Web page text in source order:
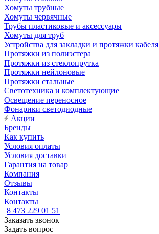
Хомуты трубные
Хомуты червячные
Трубы пластиковые и аксессуары
Хомуты для труб
Устройства для закладки и протяжки кабеля
Протяжки из полиэстера
Протяжки из стеклопрутка
Протяжки нейлоновые
Протяжки стальные
Светотехника и комплектующие
Освещение переносное
Фонарики светодиодные
Акции
Бренды
Как купить
Условия оплаты
Условия доставки
Гарантия на товар
Компания
Отзывы
Контакты
Контакты
8 473 229 01 51
Заказать звонок
Задать вопрос